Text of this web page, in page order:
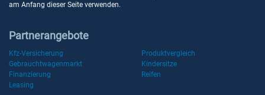
am Anfang dieser Seite verwenden.
Partnerangebote
Kfz-Versicherung
Produktvergleich
Gebrauchtwagenmarkt
Kindersitze
Finanzierung
Reifen
Leasing